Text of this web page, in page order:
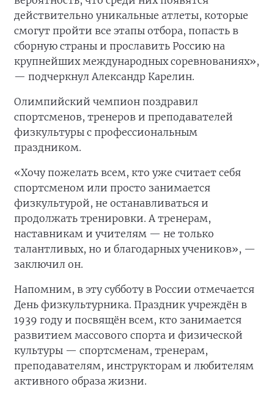
действительно уникальные атлеты, которые
смогут пройти все этапы отбора, попасть в
сборную страны и прославить Россию на
крупнейших международных соревнованиях»,
— подчеркнул Александр Карелин.
Олимпийский чемпион поздравил
спортсменов, тренеров и преподавателей
физкультуры с профессиональным
праздником.
«Хочу пожелать всем, кто уже считает себя
спортсменом или просто занимается
физкультурой, не останавливаться и
продолжать тренировки. А тренерам,
наставникам и учителям — не только
талантливых, но и благодарных учеников», —
заключил он.
Напомним, в эту субботу в России отмечается
День физкультурника. Праздник учреждён в
1939 году и посвящён всем, кто занимается
развитием массового спорта и физической
культуры — спортсменам, тренерам,
преподавателям, инструкторам и любителям
активного образа жизни.